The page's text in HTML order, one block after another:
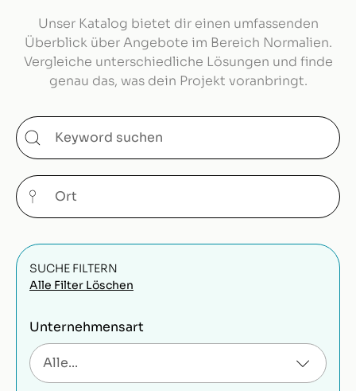
Unser Katalog bietet dir einen umfassenden
Überblick über Angebote im Bereich Normalien.
Vergleiche unterschiedliche Lösungen und finde
genau das, was dein Projekt voranbringt.
SUCHE FILTERN
Alle Filter Löschen
Unternehmensart